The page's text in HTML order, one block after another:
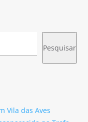
Pesquisar
Vila das Aves